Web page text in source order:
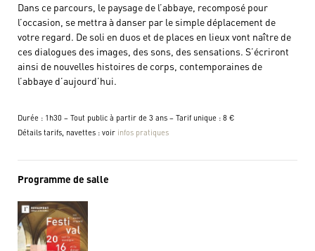
Dans ce parcours, le paysage de l’abbaye, recomposé pour
l’occasion, se mettra à danser par le simple déplacement de
votre regard. De soli en duos et de places en lieux vont naître de
ces dialogues des images, des sons, des sensations. S’écriront
ainsi de nouvelles histoires de corps, contemporaines de
l’abbaye d’aujourd’hui.
Durée : 1h30 – Tout public à partir de 3 ans – Tarif unique : 8 €
Détails tarifs, navettes : voir infos pratiques
Programme de salle